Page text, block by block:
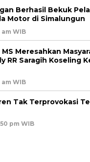
Berhasil Bekuk
Motor di Simalungun
WIB
Meresahkan
RR Saragih Koseling
WIB
Tak Terprovokasi
pm WIB